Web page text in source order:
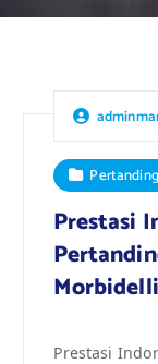
Prestasi
Prestasi